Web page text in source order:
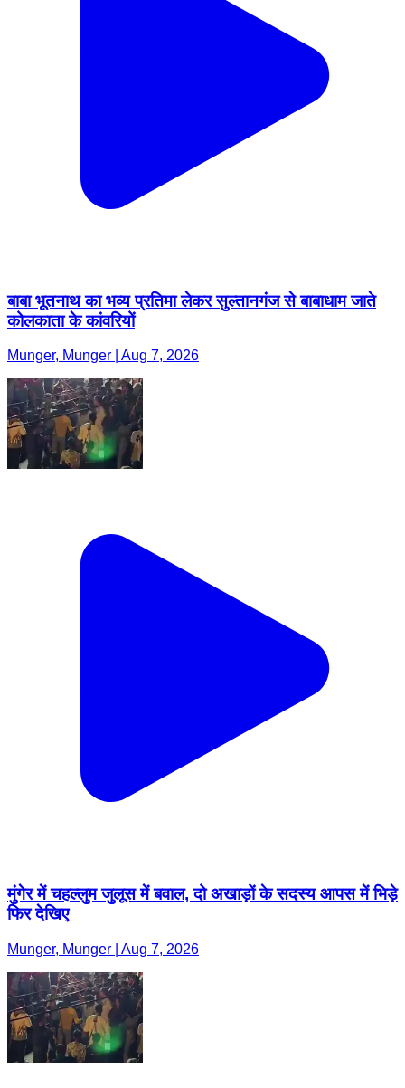
बाबा भूतनाथ का भव्य प्रतिमा लेकर सुल्तानगंज से बाबाधाम जाते
कोलकाता के कांवरियों
Munger, Munger | Aug 7, 2026
मुंगेर में चहल्लुम जुलूस में बवाल, दो अखाड़ों के सदस्य आपस में भिड़े
फिर देखिए
Munger, Munger | Aug 7, 2026